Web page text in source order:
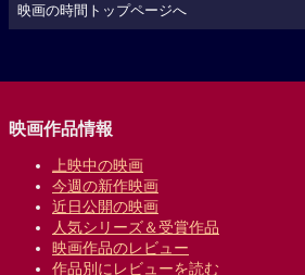
映画の時間トップページへ
映画作品情報
上映中の映画
今週の新作映画
近日公開の映画
人気シリーズ＆受賞作品
映画作品のレビュー
作品別にレビューを読む